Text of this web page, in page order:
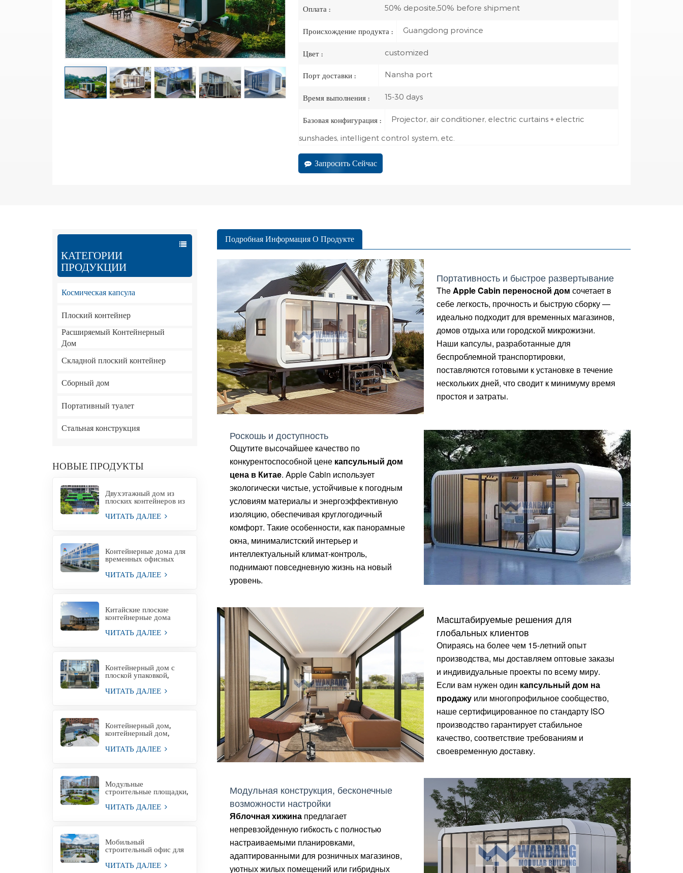
Оплата : 50% deposite,50% before shipment
Происхождение продукта : Guangdong province
Цвет : customized
Порт доставки : Nansha port
Время выполнения : 15-30 days
Базовая конфигурация : Projector, air conditioner, electric curtains + electric
sunshades, intelligent control system, etc.
Запросить Сейчас
КАТЕГОРИИ
ПРОДУКЦИИ
Космическая капсула
Плоский контейнер
Расширяемый Контейнерный
Дом
Складной плоский контейнер
Сборный дом
Портативный туалет
Стальная конструкция
НОВЫЕ ПРОДУКТЫ
Двухэтажный дом из
плоских контейнеров из
ЧИТАТЬ ДАЛЕЕ
Контейнерные дома для
временных офисных
ЧИТАТЬ ДАЛЕЕ
Китайские плоские
контейнерные дома
Контейнерные дома
ЧИТАТЬ ДАЛЕЕ
Контейнерный дом с
плоской упаковкой,
жилой контейнерный
офис для проектной
площадки
ЧИТАТЬ ДАЛЕЕ
Контейнерный дом,
контейнерный дом,
конструкция,
Филиппины, на продажу
ЧИТАТЬ ДАЛЕЕ
Модульные
строительные площадки,
офисные здания,
модульные офисные
конструкции
ЧИТАТЬ ДАЛЕЕ
Мобильный
строительный офис для
строительства зданий
ЧИТАТЬ ДАЛЕЕ
Подробная Информация О Продукте
Портативность и быстрое развертывание
TheApple Cabin переносной дом сочетает в
себе легкость, прочность и быструю сборку —
идеально подходит для временных магазинов,
домов отдыха или городской микрожизни.
Наши капсулы, разработанные для
беспроблемной транспортировки,
поставляются готовыми к установке в течение
нескольких дней, что сводит к минимуму время
простоя и затраты.
Роскошь и доступность
Ощутите высочайшее качество по
конкурентоспособной цене капсульный дом
цена в Китае. Apple Cabin использует
экологически чистые, устойчивые к погодным
условиям материалы и энергоэффективную
изоляцию, обеспечивая круглогодичный
комфорт. Такие особенности, как панорамные
окна, минималистский интерьер и
интеллектуальный климат-контроль,
поднимают повседневную жизнь на новый
уровень.
Масштабируемые решения для
глобальных клиентов
Опираясь на более чем 15-летний опыт
производства, мы доставляем оптовые заказы
и индивидуальные проекты по всему миру.
Если вам нужен один капсульный дом на
продажуили многопрофильное сообщество,
наше сертифицированное по стандарту ISO
производство гарантирует стабильное
качество, соответствие требованиям и
своевременную доставку.
Модульная конструкция, бесконечные
возможности настройки
Яблочная хижина предлагает
непревзойденную гибкость с полностью
настраиваемыми планировками,
адаптированными для розничных магазинов,
уютных жилых помещений или гибридных